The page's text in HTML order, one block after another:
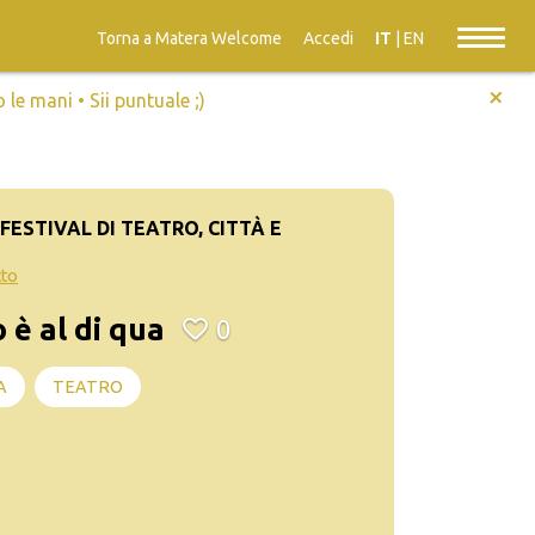
Torna a Matera Welcome Accedi IT EN
le mani • Sii puntuale ;) +
DI TEATRO, CITTÀ E
è al di qua 0
TEATRO